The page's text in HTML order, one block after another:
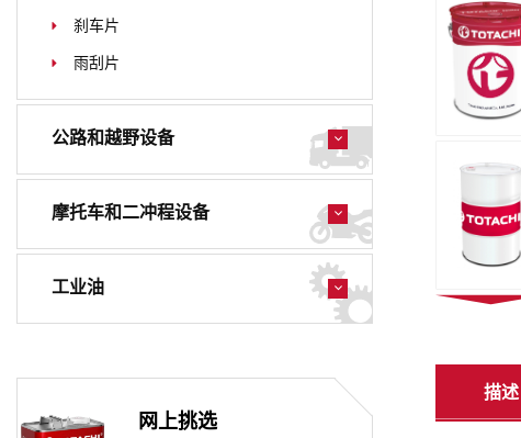
刹车片
雨刮片
公路和越野设备
摩托车和二冲程设备
工业油
网上挑选
描述